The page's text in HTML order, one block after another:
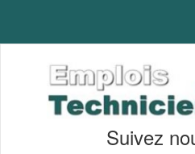
Suivez